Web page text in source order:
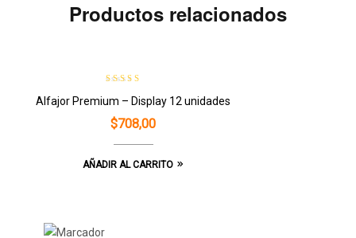
Productos relacionados
5.00de 5
Alfajor Premium – Display 12 unidades
$708,00
AÑADIR AL CARRITO